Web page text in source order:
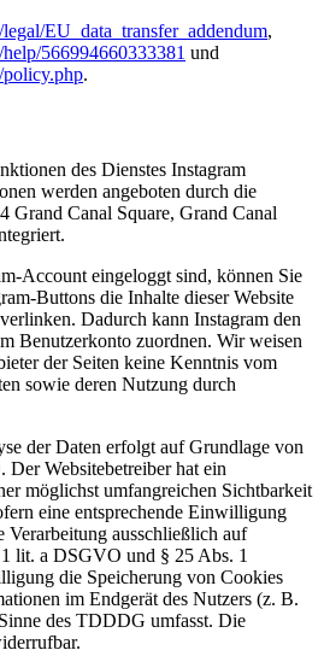
EU_data_transfer_addendum,
566994660333381 und
.
des Dienstes Instagram
werden angeboten durch die
Grand Canal Square, Grand Canal
Account eingeloggt sind, können Sie
Buttons die Inhalte dieser Website
Dadurch kann Instagram den
Benutzerkonto zuordnen. Wir weisen
der Seiten keine Kenntnis vom
sowie deren Nutzung durch
der Daten erfolgt auf Grundlage von
Websitebetreiber hat ein
möglichst umfangreichen Sichtbarkeit
eine entsprechende Einwilligung
ausschließlich auf
lit. a DSGVO und § 25 Abs. 1
die Speicherung von Cookies
im Endgerät des Nutzers (z. B.
des TDDDG umfasst. Die